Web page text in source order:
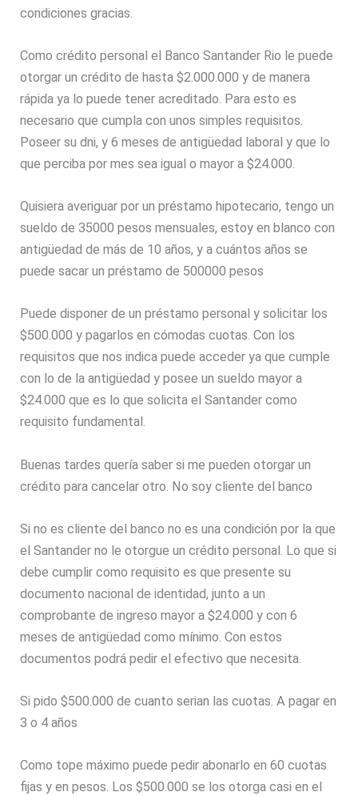
condiciones gracias.
Como crédito personal el Banco Santander Rio le puede
otorgar un crédito de hasta $2.000.000 y de manera
rápida ya lo puede tener acreditado. Para esto es
necesario que cumpla con unos simples requisitos.
Poseer su dni, y 6 meses de antigüedad laboral y que lo
que perciba por mes sea igual o mayor a $24.000.
Quisiera averiguar por un préstamo hipotecario, tengo un
sueldo de 35000 pesos mensuales, estoy en blanco con
antigüedad de más de 10 años, y a cuántos años se
puede sacar un préstamo de 500000 pesos
Puede disponer de un préstamo personal y solicitar los
$500.000 y pagarlos en cómodas cuotas. Con los
requisitos que nos indica puede acceder ya que cumple
con lo de la antigüedad y posee un sueldo mayor a
$24.000 que es lo que solicita el Santander como
requisito fundamental.
Buenas tardes quería saber si me pueden otorgar un
crédito para cancelar otro. No soy cliente del banco
Si no es cliente del banco no es una condición por la que
el Santander no le otorgue un crédito personal. Lo que si
debe cumplir como requisito es que presente su
documento nacional de identidad, junto a un
comprobante de ingreso mayor a $24.000 y con 6
meses de antigüedad como mínimo. Con estos
documentos podrá pedir el efectivo que necesita.
Si pido $500.000 de cuanto serian las cuotas. A pagar en
3 o 4 años
Como tope máximo puede pedir abonarlo en 60 cuotas
fijas y en pesos. Los $500.000 se los otorga casi en el